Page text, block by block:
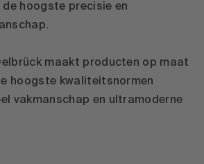
hoogste precisie en
maakt producten op maat
hoogste kwaliteitsnormen
vakmanschap en ultramoderne